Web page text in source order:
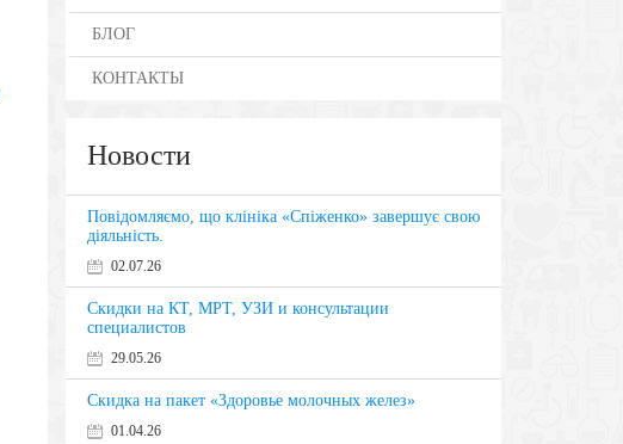
БЛОГ
КОНТАКТЫ
Новости
Повідомляємо, що клініка «Спіженко» завершує свою
діяльність.
02.07.26
Скидки на КТ, МРТ, УЗИ и консультации
специалистов
29.05.26
Скидка на пакет «Здоровье молочных желез»
01.04.26